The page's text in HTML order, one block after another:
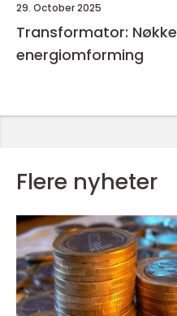
29. October 2025
Transformator:
energiomforming
Flere nyheter